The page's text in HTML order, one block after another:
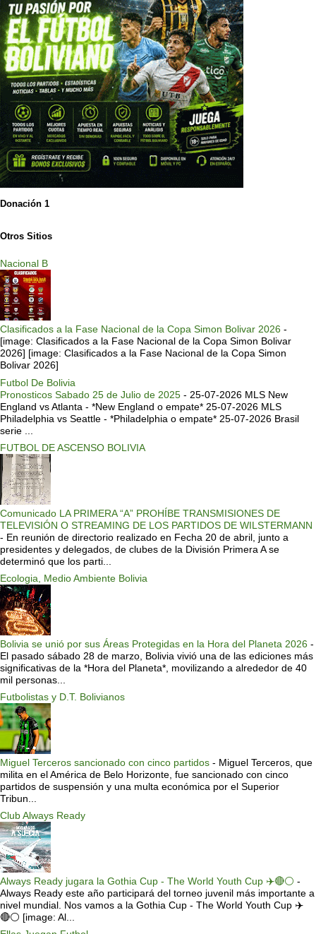
Donación 1
Otros Sitios
Nacional B
Clasificados a la Fase Nacional de la Copa Simon Bolivar 2026 -
[image: Clasificados a la Fase Nacional de la Copa Simon Bolivar
2026] [image: Clasificados a la Fase Nacional de la Copa Simon
Bolivar 2026]
Futbol De Bolivia
Pronosticos Sabado 25 de Julio de 2025 - 25-07-2026 MLS New
England vs Atlanta - *New England o empate* 25-07-2026 MLS
Philadelphia vs Seattle - *Philadelphia o empate* 25-07-2026 Brasil
serie ...
FUTBOL DE ASCENSO BOLIVIA
Comunicado LA PRIMERA “A” PROHÍBE TRANSMISIONES DE
TELEVISIÓN O STREAMING DE LOS PARTIDOS DE WILSTERMANN
- En reunión de directorio realizado en Fecha 20 de abril, junto a
presidentes y delegados, de clubes de la División Primera A se
determinó que los parti...
Ecologia, Medio Ambiente Bolivia
Bolivia se unió por sus Áreas Protegidas en la Hora del Planeta 2026 -
El pasado sábado 28 de marzo, Bolivia vivió una de las ediciones más
significativas de la *Hora del Planeta*, movilizando a alrededor de 40
mil personas...
Futbolistas y D.T. Bolivianos
Miguel Terceros sancionado con cinco partidos - Miguel Terceros, que
milita en el América de Belo Horizonte, fue sancionado con cinco
partidos de suspensión y una multa económica por el Superior
Tribun...
Club Always Ready
Always Ready jugara la Gothia Cup - The World Youth Cup ✈️🔴⚪️ -
Always Ready este año participará del torneo juvenil más importante a
nivel mundial. Nos vamos a la Gothia Cup - The World Youth Cup ✈️
🔴⚪️ [image: Al...